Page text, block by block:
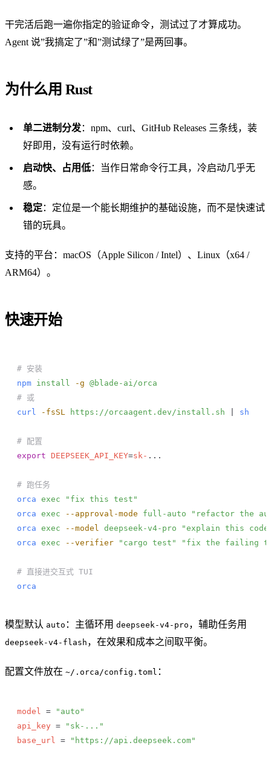
干完活后跑一遍你指定的验证命令，测试过了才算成功。
Agent 说”我搞定了”和”测试绿了”是两回事。
为什么用 Rust
单二进制分发：npm、curl、GitHub Releases 三条线，装
好即用，没有运行时依赖。
启动快、占用低：当作日常命令行工具，冷启动几乎无
感。
稳定：定位是一个能长期维护的基础设施，而不是快速试
错的玩具。
支持的平台：macOS（Apple Silicon / Intel）、Linux（x64 /
ARM64）。
快速开始
# 安装
npm install -g @blade-ai/orca
# 或
curl
-fsSL https://orcaagent.dev/install.sh sh
# 配置
export DEEPSEEK_API_KEY=sk- ...
# 跑任务
orca exec "fix this test"
orca exec --approval-mode full-auto "refactor the
orca exec --model deepseek-v4-pro "explain this
orca exec --verifier "cargo test" "fix the failing
# 直接进交互式 TUI
orca
模型默认 auto ：主循环用 deepseek-v4-pro ，辅助任务用
deepseek-v4-flash ，在效果和成本之间取平衡。
配置文件放在 ~/.orca/config.toml ：
model =
"auto"
api_key =
"sk-..."
base_url
= "https://api.deepseek.com"